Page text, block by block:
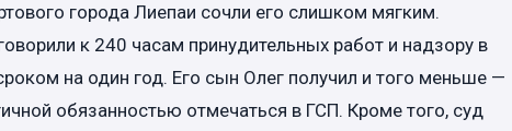
города Лиепаи сочли его слишком мягким.
к 240 часам принудительных работ и надзору в
на один год. Его сын Олег получил и того меньше —
обязанностью отмечаться в ГСП. Кроме того, суд